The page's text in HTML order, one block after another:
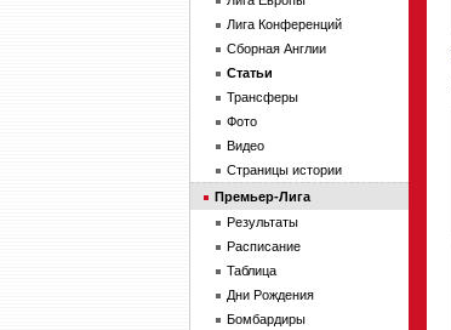
Лига Конференций
Сборная Англии
Статьи
Трансферы
Фото
Видео
Страницы истории
Премьер-Лига
Результаты
Расписание
Таблица
Дни Рождения
Бомбардиры